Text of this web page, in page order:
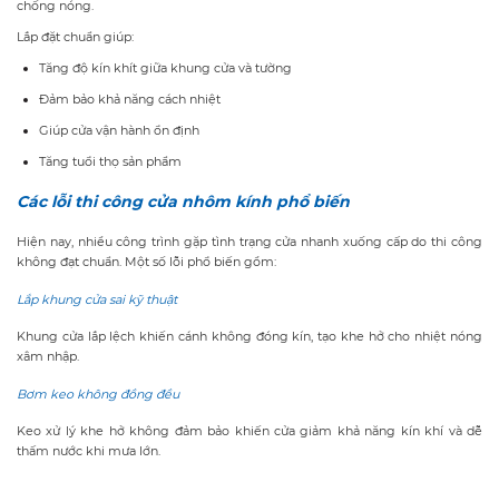
chống nóng.
Lắp đặt chuẩn giúp:
Tăng độ kín khít giữa khung cửa và tường
Đảm bảo khả năng cách nhiệt
Giúp cửa vận hành ổn định
Tăng tuổi thọ sản phẩm
Các lỗi thi công cửa nhôm kính phổ biến
Hiện nay, nhiều công trình gặp tình trạng cửa nhanh xuống cấp do thi công
không đạt chuẩn. Một số lỗi phổ biến gồm:
Lắp khung cửa sai kỹ thuật
Khung cửa lắp lệch khiến cánh không đóng kín, tạo khe hở cho nhiệt nóng
xâm nhập.
Bơm keo không đồng đều
Keo xử lý khe hở không đảm bảo khiến cửa giảm khả năng kín khí và dễ
thấm nước khi mưa lớn.